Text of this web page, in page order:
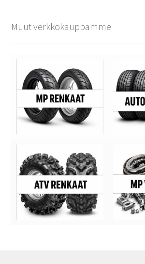
Muut verkkokauppamme